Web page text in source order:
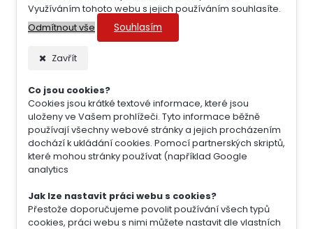
Využíváním tohoto webu s jejich používáním souhlasíte.
Odmítnout vše
Souhlasím
Zavřít
Co jsou cookies?
Cookies jsou krátké textové informace, které jsou
uloženy ve Vašem prohlížeči. Tyto informace běžně
používají všechny webové stránky a jejich procházením
dochází k ukládání cookies. Pomocí partnerských skriptů,
které mohou stránky používat (například Google
analytics
Jak lze nastavit práci webu s cookies?
Přestože doporučujeme povolit používání všech typů
cookies, práci webu s nimi můžete nastavit dle vlastních